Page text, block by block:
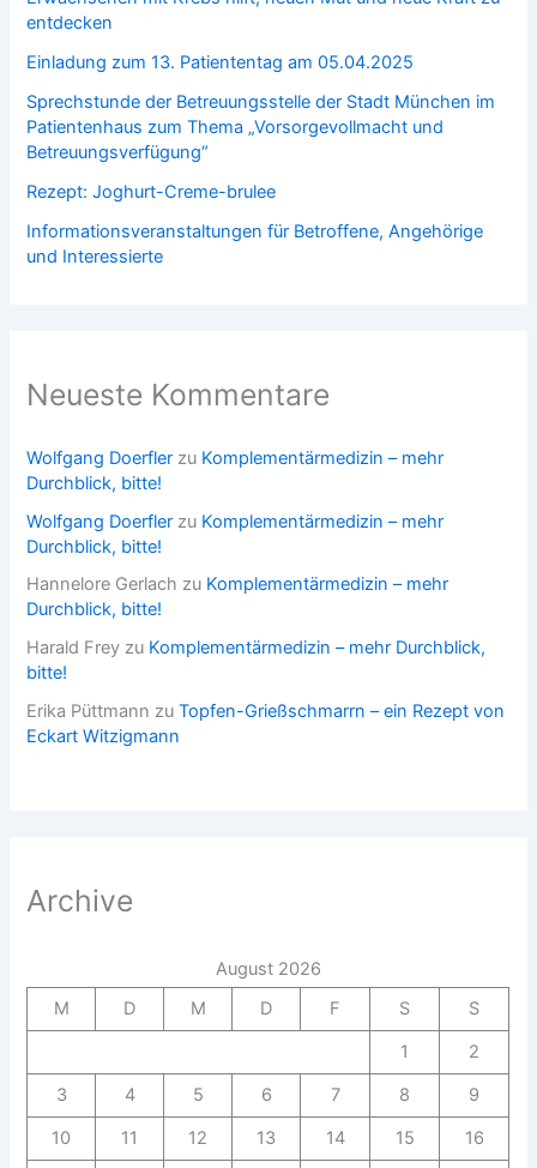
entdecken
Einladung zum 13. Patiententag am 05.04.2025
Sprechstunde der Betreuungsstelle der Stadt München im
Patientenhaus zum Thema „Vorsorgevollmacht und
Betreuungsverfügung“
Rezept: Joghurt-Creme-brulee
Informationsveranstaltungen für Betroffene, Angehörige
und Interessierte
Neueste Kommentare
Wolfgang Doerfler zu Komplementärmedizin – mehr
Durchblick, bitte!
Wolfgang Doerfler zu Komplementärmedizin – mehr
Durchblick, bitte!
Hannelore Gerlach zu Komplementärmedizin – mehr
Durchblick, bitte!
Harald Frey zu Komplementärmedizin – mehr Durchblick,
bitte!
Erika Püttmann zuTopfen-Grießschmarrn – ein Rezept von
Eckart Witzigmann
Archive
August 2026
M
D M D F S
S
1
2
3
4 5 6 7 8
9
10
11 12 13 14 15
16